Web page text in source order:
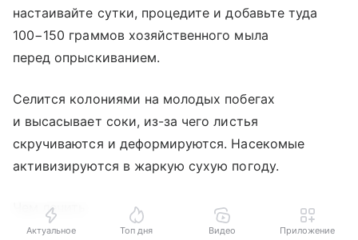
настаивайте сутки, процедите и добавьте туда
100−150 граммов хозяйственного мыла
перед опрыскиванием.
Селится колониями на молодых побегах
и высасывает соки, из-за чего листья
скручиваются и деформируются. Насекомые
активизируются в жаркую сухую погоду.
Чем лечить
Актуальное Топ дня Видео Приложение